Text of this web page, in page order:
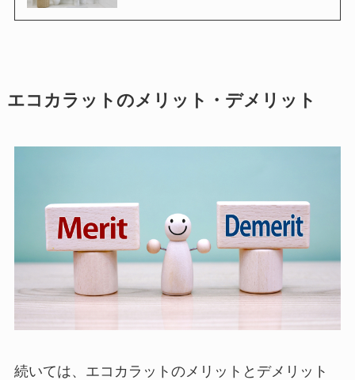
エコカラットのメリット・デメリット
続いては、エコカラットのメリットとデメリット